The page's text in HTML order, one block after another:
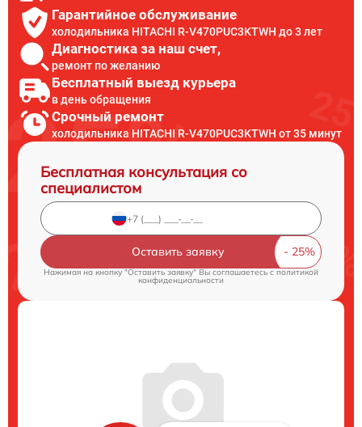
Гарантийное обслуживание
холодильника HITACHI R-V470PUC3KTWH до 3 лет
Диагностика за наш счет,
ремонт по желанию
Бесплатный выезд курьера
в день обращения
Срочный ремонт
холодильника HITACHI R-V470PUC3KTWH от 35 минут
Бесплатная консультация со
специалистом
Оставить заявку
Нажимая на кнопку "Оставить заявку" Вы соглашаетесь cполитикой
конфиденциальности